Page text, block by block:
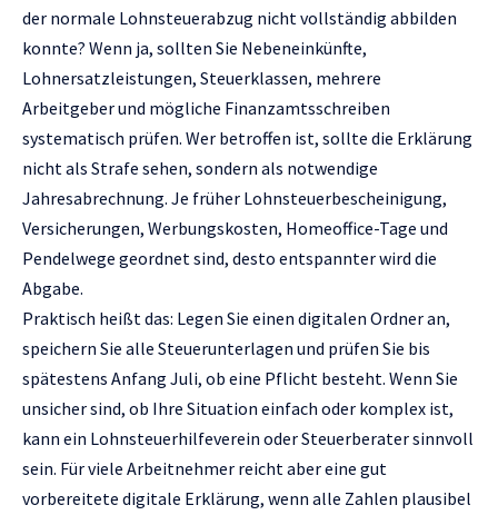
der normale Lohnsteuerabzug nicht vollständig abbilden
konnte? Wenn ja, sollten Sie Nebeneinkünfte,
Lohnersatzleistungen, Steuerklassen, mehrere
Arbeitgeber und mögliche Finanzamtsschreiben
systematisch prüfen. Wer betroffen ist, sollte die Erklärung
nicht als Strafe sehen, sondern als notwendige
Jahresabrechnung. Je früher Lohnsteuerbescheinigung,
Versicherungen, Werbungskosten, Homeoffice-Tage und
Pendelwege geordnet sind, desto entspannter wird die
Abgabe.
Praktisch heißt das: Legen Sie einen digitalen Ordner an,
speichern Sie alle Steuerunterlagen und prüfen Sie bis
spätestens Anfang Juli, ob eine Pflicht besteht. Wenn Sie
unsicher sind, ob Ihre Situation einfach oder komplex ist,
kann ein Lohnsteuerhilfeverein oder Steuerberater sinnvoll
sein. Für viele Arbeitnehmer reicht aber eine gut
vorbereitete digitale Erklärung, wenn alle Zahlen plausibel